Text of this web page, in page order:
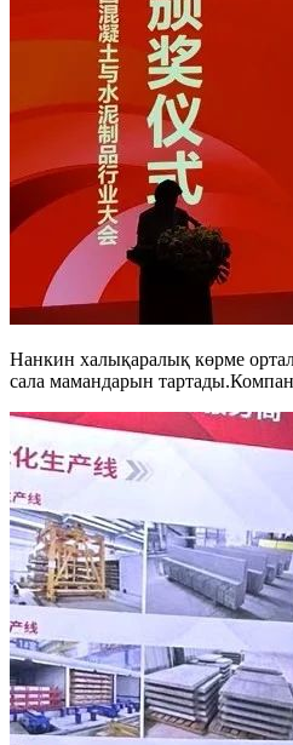
Нанкин халықаралық көрме
сала мамандарын